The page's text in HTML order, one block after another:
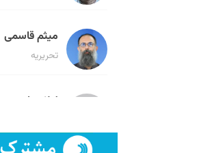
میثم قاسمی
تحریریه
لیلا حنارود